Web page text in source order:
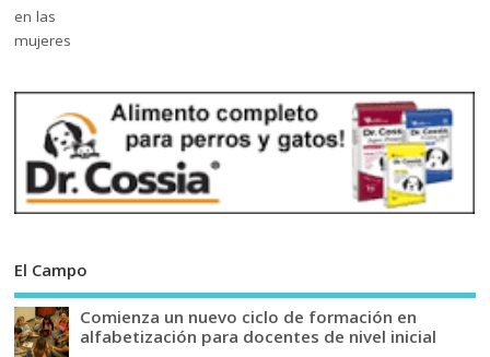
El Campo
Comienza un nuevo ciclo de formación en
alfabetización para docentes de nivel inicial